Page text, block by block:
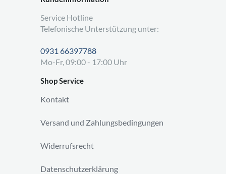
Service Hotline
Telefonische Unterstützung unter:
0931 66397788
Mo-Fr, 09:00 - 17:00 Uhr
Shop Service
Kontakt
Versand und Zahlungsbedingungen
Widerrufsrecht
Datenschutzerklärung